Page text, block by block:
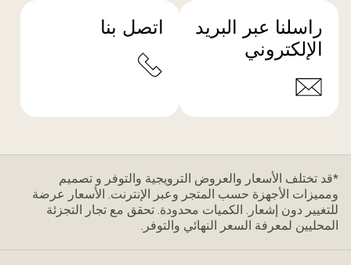
راسلنا عبر البريد
الإلكتروني
اتصل بنا
*قد تختلف الأسعار والعروض الترويجية والتوفر و تصميم
ومميزات الأجهزة حسب المتجر وعبر الإنترنت. الأسعار عرضة
للتغيير دون إشعار. الكميات محدودة. تحقق مع تجار التجزئة
المحليين لمعرفة السعر النهائي والتوفر.